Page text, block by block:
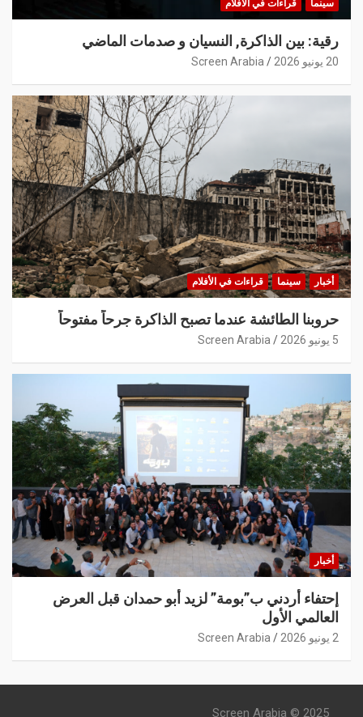
سينما قراءات في الأفلام
رقية: بين الذاكرة, النسيان و صدمات الماضي
20 يونيو 2026 Screen Arabia
أخبار سينما قراءات في الأفلام
حروبنا الطائشة عندما تصبح الذاكرة جرحاً مفتوحاً
5 يونيو 2026 Screen Arabia
أخبار
إحتفاء أردني ب”بومة” لزيد أبو حمدان قبل العرض
العالمي الأول
2 يونيو 2026 Screen Arabia
Screen Arabia © 2025